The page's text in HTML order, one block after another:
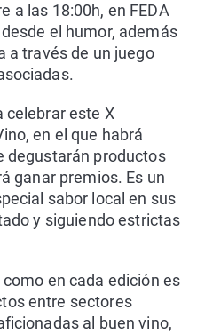
a las 18:00h, en FEDA
el humor, además
a través de un juego
celebrar este X
en el que habrá
degustarán productos
ganar premios. Es un
sabor local en sus
y siguiendo estrictas
en cada edición es
entre sectores
al buen vino,